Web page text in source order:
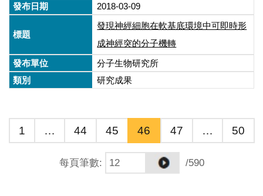
2018-03-09
發現神經細胞在軟基底環境中可即時形
成神經突的分子機轉
分子生物研究所
研究成果
1 … 44 45 46 47 … 50
每頁筆數: /590